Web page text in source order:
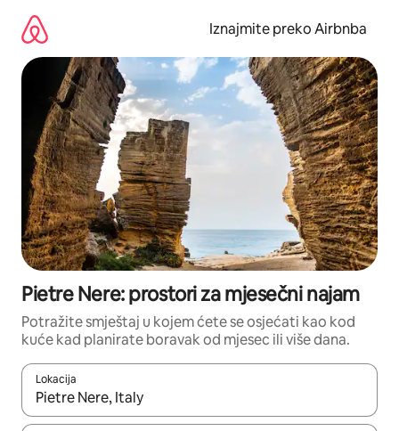
sadržaj
Iznajmite preko Airbnba
Pietre Nere: prostori za mjesečni najam
Potražite smještaj u kojem ćete se osjećati kao kod
kuće kad planirate boravak od mjesec ili više dana.
Lokacija
Kada budu dostupni rezultati, moći ćete ih pregledati